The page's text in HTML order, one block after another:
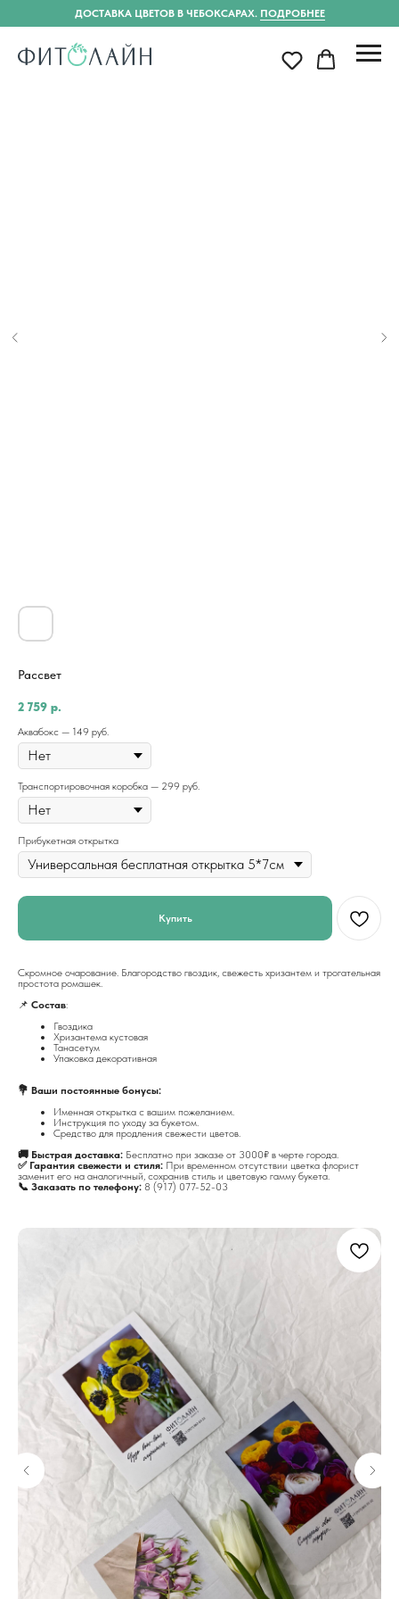
ДОСТАВКА ЦВЕТОВ В ЧЕБОКСАРАХ. ПОДРОБНЕЕ
Рассвет
2 759 р.
Аквабокс — 149 руб.
Транспортировочная коробка — 299 руб.
Прибукетная открытка
Купить
Скромное очарование. Благородство гвоздик, свежесть хризантем и трогательная
простота ромашек.
📌 Состав:
Гвоздика
Хризантема кустовая
Танасетум
Упаковка декоративная
💐 Ваши постоянные бонусы:
Именная открытка с вашим пожеланием.
Инструкция по уходу за букетом.
Средство для продления свежести цветов.
🚚 Быстрая доставка: Бесплатно при заказе от 3000₽ в черте города.
✅ Гарантия свежести и стиля: При временном отсутствии цветка флорист
заменит его на аналогичный, сохранив стиль и цветовую гамму букета.
📞 Заказать по телефону: 8 (917) 077-52-03